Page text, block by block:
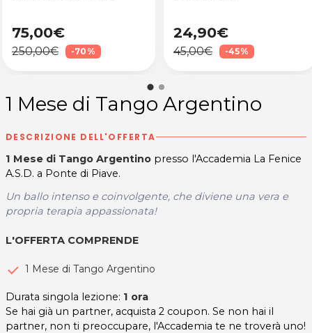
75,00€
250,00€ -70%
24,90€
45,00€ -45%
1 Mese di Tango Argentino
DESCRIZIONE DELL'OFFERTA
1 Mese​ di Tango Argentino presso l'Accademia La Fenice
A.S.D. a Ponte di Piave.
Un ballo intenso e coinvolgente, che diviene una vera e
propria terapia appassionata!
L'OFFERTA COMPRENDE
1 Mese di Tango Argentino
Durata singola lezione: 1 ora
Se hai già un partner, acquista 2 coupon. Se non hai il
partner, non ti preoccupare, l'Accademia te ne troverà uno!